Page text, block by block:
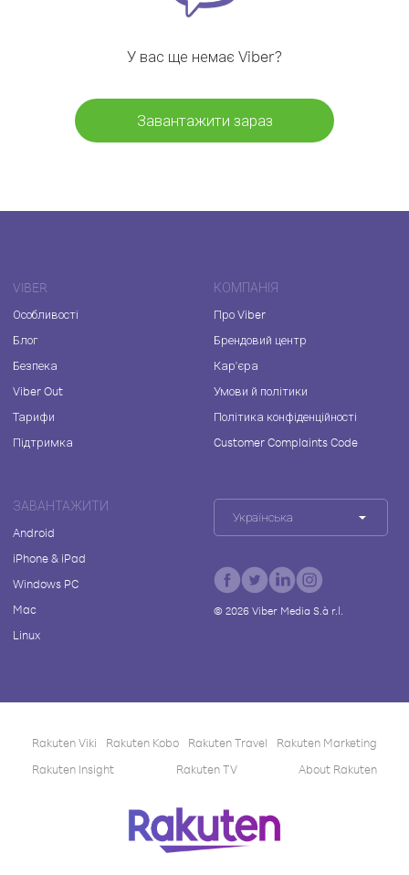
У вас ще немає Viber?
Завантажити зараз
VIBER
Особливості
Блог
Безпека
Viber Out
Тарифи
Підтримка
КОМПАНІЯ
Про Viber
Брендовий центр
Кар'єра
Умови й політики
Політика конфіденційності
Customer Complaints Code
ЗАВАНТАЖИТИ
Android
iPhone & iPad
Windows PC
Mac
Linux
Українська
© 2026Viber Media S.à r.l.
Rakuten Viki Rakuten Kobo Rakuten Travel
Rakuten Marketing
Rakuten Insight
Rakuten TV About Rakuten